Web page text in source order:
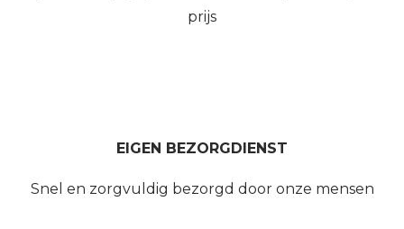
prijs
EIGEN BEZORGDIENST
Snel en zorgvuldig bezorgd door onze mensen